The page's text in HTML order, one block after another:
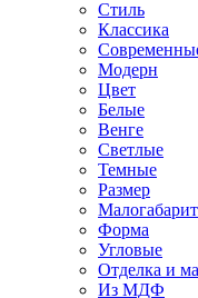
Стиль
Классика
Модерн
Цвет
Белые
Венге
Светлые
Темные
Размер
Форма
Угловые
Отделка и
Из МДФ